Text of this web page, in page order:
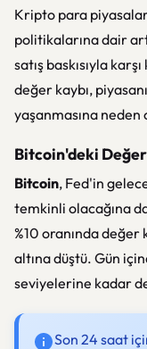
Kripto para
politikalarına dair
satış baskısıyla
değer kaybı,
yaşanmasına neden
Bitcoin'deki Değer
Bitcoin, Fed'in
temkinli olacağına
%10 oranında
altına düştü. Gün
seviyelerine kadar
Son 24 saat